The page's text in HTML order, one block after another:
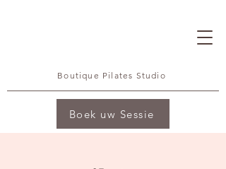
Boutique Pilates Studio
Boek uw Sessie